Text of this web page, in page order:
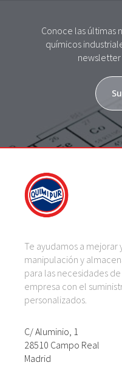
Conoce las últimas
químicos
newsletter
Te ayudamos a mejorar
manipulación y
para las necesidades
empresa con el
personalizados.
C/ Aluminio, 1
28510 Campo Real
Madrid